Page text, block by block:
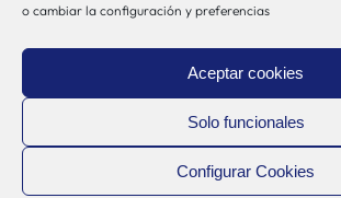
o cambiar la configuración y preferencias
Aceptar cookies
Solo funcionales
Configurar Cookies
Política de Privacidad
Política de Cookies